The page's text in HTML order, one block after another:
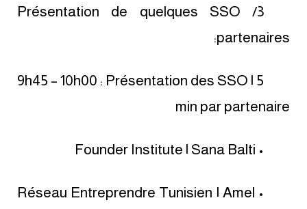
3/ Présentation de quelques SSO
partenaires:
9h45 – 10h00 : Présentation des SSO | 5
min par partenaire
• Founder Institute | Sana Balti
• Réseau Entreprendre Tunisien | Amel